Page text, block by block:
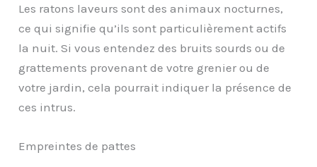
Les ratons laveurs sont des animaux nocturnes,
ce qui signifie qu’ils sont particulièrement actifs
la nuit. Si vous entendez des bruits sourds ou de
grattements provenant de votre grenier ou de
votre jardin, cela pourrait indiquer la présence de
ces intrus.
Empreintes de pattes